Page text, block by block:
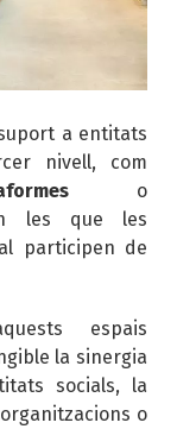
a entitats
nivell, com
o
les que les
participen de
espais
la sinergia
socials, la
o